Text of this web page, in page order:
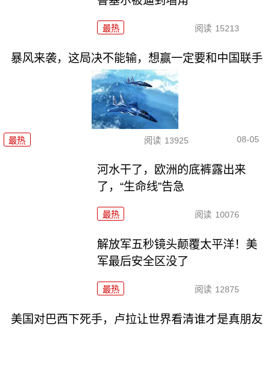
最热 阅读 15213
暴风来袭，这局决不能输，想赢一定要和中国联手
最热 阅读 13925 08-05
河水干了，欧洲的底裤露出来
了，“生命线”告急
最热 阅读 10076
解放军五秒镜头颠覆太平洋！美
军最后安全区没了
最热 阅读 12875
美国对巴西下死手，卢拉让世界看清谁才是真朋友